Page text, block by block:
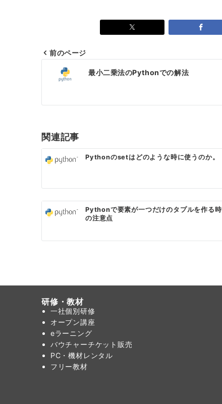
ゲ
ー
ョ
ン
前のページ
最小二乗法のPythonでの解法
関連記事
Pythonのsetはどのような時に使うのか。
Pythonで要素が一つだけのタプルを作る時
の注意点
研修・教材
一社個別研修
オープン講座
eラーニング
バウチャーチケット販売
PC・機材レンタル
フリー教材